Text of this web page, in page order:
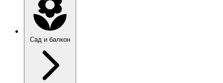
Сад и балкон